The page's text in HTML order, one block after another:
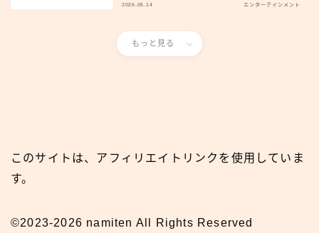
2026.05.14 エンターテインメント
もっと見る
このサイトは、アフィリエイトリンクを使用していま
す。
©2023-2026 namiten All Rights Reserved